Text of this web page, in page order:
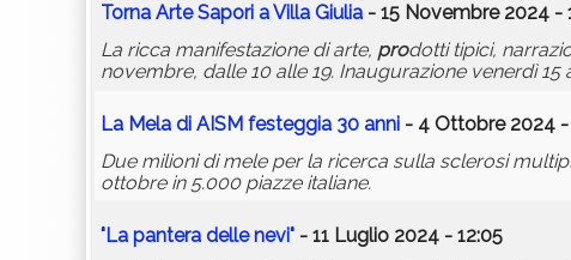
Torna Arte Sapori a Villa Giulia - 15 Novembre 2024 -
La ricca manifestazione di arte, prodotti tipici,
novembre, dalle 10 alle 19. Inaugurazione venerdì 15
La Mela di AISM festeggia 30 anni - 4 Ottobre 2024 -
Due milioni di mele per la ricerca sulla sclerosi
ottobre in 5.000 piazze italiane.
"La pantera delle nevi" - 11 Luglio 2024 - 12:05